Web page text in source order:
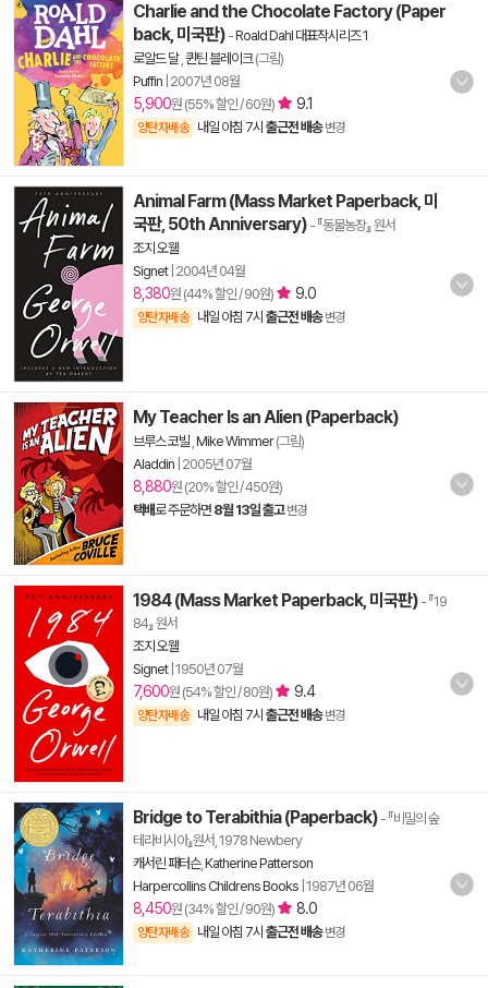
Charlie and the Chocolate Factory (Paper
back, 미국판) -Roald Dahl 대표작시리즈 1
로알드 달, 퀸틴 블레이크(그림)
Puffin 2007년 08월
5,900원 (55% 할인 / 60원) 9.1
양탄자배송 내일 아침 7시 출근전 배송 변경
Animal Farm (Mass Market Paperback, 미
국판, 50th Anniversary) - 『동물농장』 원서
조지 오웰
Signet| 2004년 04월
8,380원 (44% 할인 / 90원) 9.0
양탄자배송 내일 아침 7시 출근전 배송 변경
My Teacher Is an Alien (Paperback)
브루스 코빌 Mike Wimmer(그림)
Aladdin 2005년 07월
8,880원 (20% 할인 / 450원)
택배로 주문하면 8월 13일 출고 변경
1984 (Mass Market Paperback, 미국판) - 『19
84』 원서
조지 오웰
Signet| 1950년 07월
7,600원 (54% 할인 / 80원) 9.4
양탄자배송 내일 아침 7시 출근전 배송 변경
Bridge to Terabithia (Paperback) - 『비밀의 숲
테라비시아』원서, 1978 Newbery
캐서린 패터슨, Katherine Patterson
Harpercollins Childrens Books 1987년 06월
8,450원 (34% 할인 / 90원) 8.0
양탄자배송 내일 아침 7시 출근전 배송 변경